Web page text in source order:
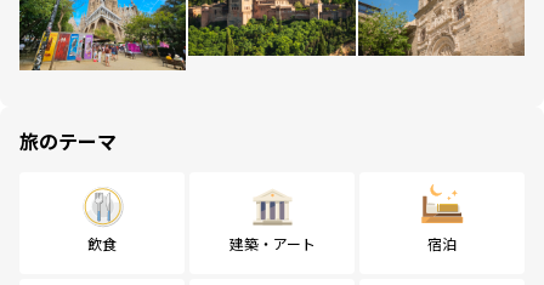
旅のテーマ
飲食 建築・アート 宿泊